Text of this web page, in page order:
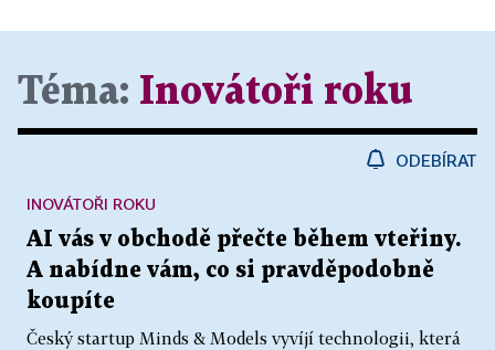
Téma: Inovátoři roku
ODEBÍRAT
AI vás v obchodě přečte během vteřiny.
A nabídne vám, co si pravděpodobně
koupíte
Český startup Minds & Models vyvíjí technologii, která
INOVÁTOŘI ROKU